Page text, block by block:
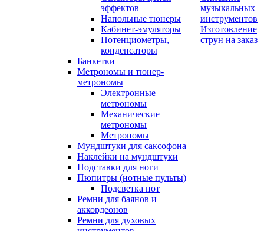
эффектов
Напольные тюнеры
Кабинет-эмуляторы
Потенциометры,
конденсаторы
Банкетки
Метрономы и тюнер-
метрономы
Электронные
метрономы
Механические
метрономы
Метрономы
Мундштуки для саксофона
Наклейки на мундштуки
Подставки для ноги
Пюпитры (нотные пульты)
Подсветка нот
Ремни для баянов и
аккордеонов
Ремни для духовых
музыкальных
инструментов
Изготовление
струн на заказ